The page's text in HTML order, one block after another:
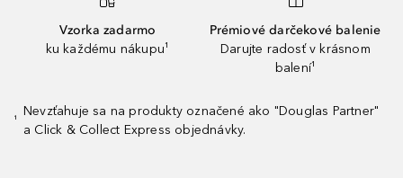
Vzorka zadarmo
ku každému nákupu¹
Prémiové darčekové balenie
Darujte radosť v krásnom
balení¹
¹
Nevzťahuje sa na produkty označené ako "Douglas Partner"
a Click & Collect Express objednávky.